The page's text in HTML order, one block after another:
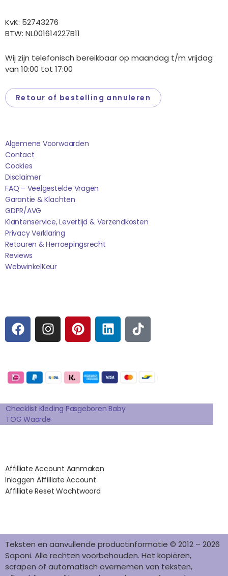
KvK: 52743276
BTW: NL001614227B11
Wij zijn telefonisch bereikbaar op maandag t/m vrijdag
van 10:00 tot 17:00
Retour of bestelling annuleren
Algemene Voorwaarden
Contact
Cookies
Disclaimer
FAQ – Veelgestelde Vragen
Garantie & Klachten
GDPR/AVG
Klantenservice, Levertijd & Verzendkosten
Privacy Verklaring
Retouren & Herroepingsrecht
Reviews
WebwinkelKEur
F
A
C
B
O
K
I
N
S
A
A
M
P
I
N
E
R
S
T
L
I
N
E
D
N
T
I
K
O
K
Checklist Kleding Pasgeboren Baby
TOG Waarde
Affilliate Account Aanmaken
Inloggen Affilliate Account
Affilliate Reset Wachtwoord
Teksten en aanvullende productinformatie © 2012 – 2026
Saponi. Alle rechten voorbehouden. Het kopiëren,
scrapen of automatisch overnemen van teksten,